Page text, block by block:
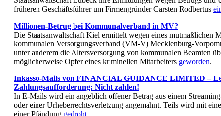
früheren Geschäftsführer um Firmengründer Carsten Rodbertus
Millionen-Betrug bei Kommunalverband in MV?
Die Staatsanwaltschaft Kiel ermittelt wegen eines mutmaßlichen
kommunalen Versorgungsverband (VM-V) Mecklenburg-
unter anderem die Altersversorgung von kommunalen Beamten
möglicherweise Opfer eines kriminellen Mitarbeiters geworden.
Inkasso-Mails von FINANCIAL GUIDANCE LIMITED –
Zahlungsaufforderung: Nicht zahlen!
In E-Mails wird ein angeblich offener Betrag aus einem
oder einer Urheberrechtsverletzung angemahnt. Teils wird mit
einer Pfändung gedroht.